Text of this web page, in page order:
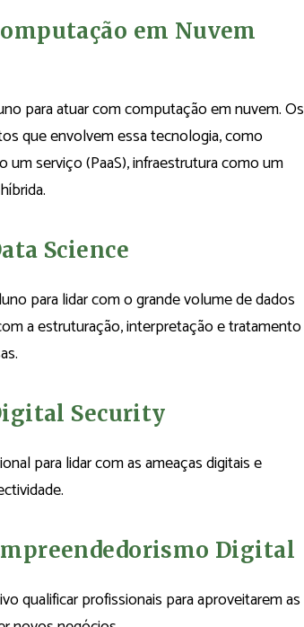
em Nuvem
para atuar com computação em nuvem. Os
que envolvem essa tecnologia, como
serviço (PaaS), infraestrutura como um
Science
para lidar com o grande volume de dados
a estruturação, interpretação e tratamento
Security
para lidar com as ameaças digitais e
Digital
qualificar profissionais para aproveitarem as